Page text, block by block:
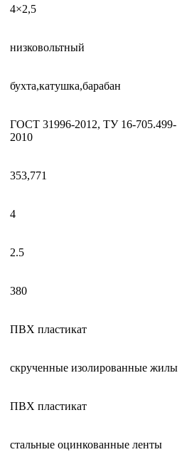
4×2,5
низковольтный
бухта,катушка,барабан
ГОСТ 31996-2012, ТУ 16-705.499-
2010
353,771
4
2.5
380
ПВХ пластикат
скрученные изолированные жилы
ПВХ пластикат
стальные оцинкованные ленты